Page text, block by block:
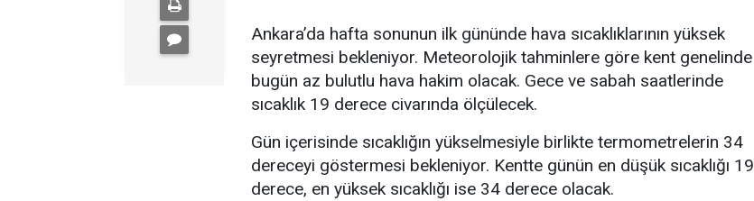
Ankara’da hafta sonunun ilk gününde hava sıcaklıklarının yüksek
seyretmesi bekleniyor. Meteorolojik tahminlere göre kent genelinde
bugün az bulutlu hava hakim olacak. Gece ve sabah saatlerinde
sıcaklık 19 derece civarında ölçülecek.
Gün içerisinde sıcaklığın yükselmesiyle birlikte termometrelerin 34
dereceyi göstermesi bekleniyor. Kentte günün en düşük sıcaklığı 19
derece, en yüksek sıcaklığı ise 34 derece olacak.